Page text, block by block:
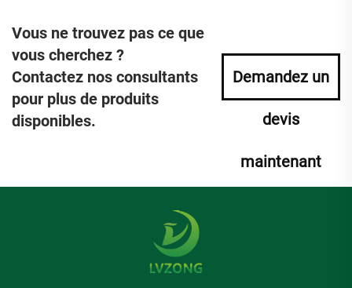
Vous ne trouvez pas ce que
vous cherchez ?
Contactez nos consultants
pour plus de produits
disponibles.
Demandez un
devis
maintenant